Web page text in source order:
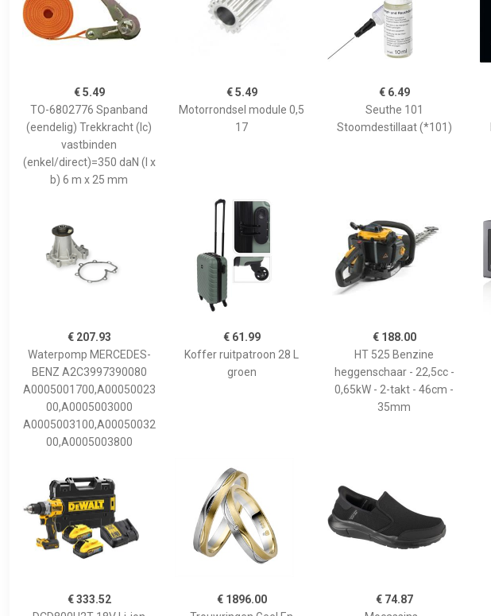
€ 5.49
TO-6802776 Spanband
(eendelig) Trekkracht (lc)
vastbinden
(enkel/direct)=350 daN (l x
b) 6 m x 25 mm
€ 5.49
Motorrondsel module 0,5
17
€ 6.49
Seuthe 101
Stoomdestillaat (*101)
€ 207.93
Waterpomp MERCEDES-
BENZ A2C3997390080
A0005001700,A00050023
00,A0005003000
A0005003100,A00050032
00,A0005003800
€ 61.99
Koffer ruitpatroon 28 L
groen
€ 188.00
HT 525 Benzine
heggenschaar - 22,5cc -
0,65kW - 2-takt - 46cm -
35mm
€ 333.52
€ 1896.00
€ 74.87